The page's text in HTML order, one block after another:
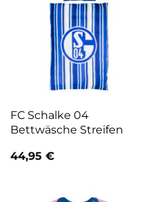
FC Schalke 04
Bettwäsche Streifen
44,95 €